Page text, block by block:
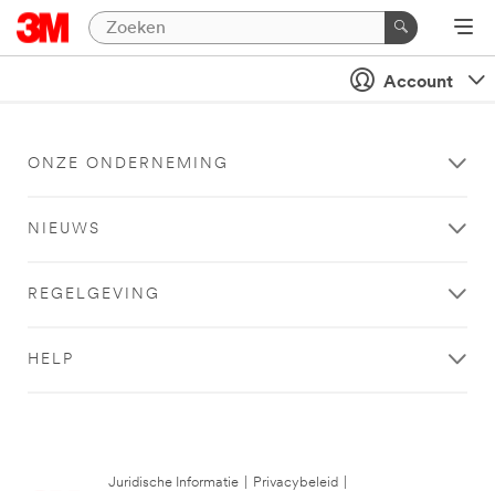
Account
ONZE ONDERNEMING
NIEUWS
REGELGEVING
HELP
Juridische Informatie Privacybeleid